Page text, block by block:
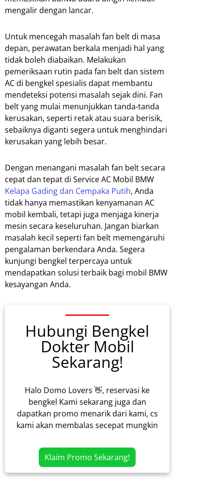
mengalir dengan lancar.
Untuk mencegah masalah fan belt di masa
depan, perawatan berkala menjadi hal yang
tidak boleh diabaikan. Melakukan
pemeriksaan rutin pada fan belt dan sistem
AC di bengkel spesialis dapat membantu
mendeteksi potensi masalah sejak dini. Fan
belt yang mulai menunjukkan tanda-tanda
kerusakan, seperti retak atau suara berisik,
sebaiknya diganti segera untuk menghindari
kerusakan yang lebih besar.
Dengan menangani masalah fan belt secara
cepat dan tepat di Service AC Mobil BMW
Kelapa Gading dan Cempaka Putih, Anda
tidak hanya memastikan kenyamanan AC
mobil kembali, tetapi juga menjaga kinerja
mesin secara keseluruhan. Jangan biarkan
masalah kecil seperti fan belt memengaruhi
pengalaman berkendara Anda. Segera
kunjungi bengkel terpercaya untuk
mendapatkan solusi terbaik bagi mobil BMW
kesayangan Anda.
Hubungi Bengkel
Dokter Mobil
Sekarang!
Halo Domo Lovers 👋, reservasi ke
bengkel Kami sekarang juga dan
dapatkan promo menarik dari kami, cs
kami akan membalas secepat mungkin
Klaim Promo Sekarang!